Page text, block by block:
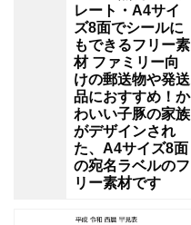
レート・A4サイ
ズ8面でシールに
もできるフリー素
材 ファミリー向
けの郵送物や発送
品におすすめ！か
わいい子豚の家族
がデザインされ
た、A4サイズ8面
の宛名ラベルのフ
リー素材です